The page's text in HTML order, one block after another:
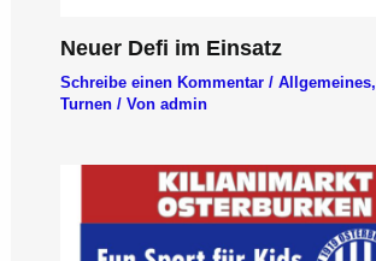
Neuer Defi im Einsatz
Schreibe einen Kommentar / Allgemeines,
Turnen/ Von admin